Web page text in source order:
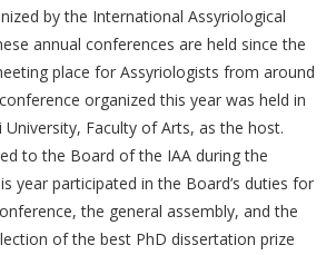
by the International Assyriological
annual conferences are held since the
place for Assyriologists from around
organized this year was held in
University, Faculty of Arts, as the host.
to the Board of the IAA during the
year participated in the Board’s duties for
the general assembly, and the
of the best PhD dissertation prize